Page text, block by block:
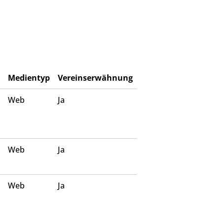
Medientyp Vereinserwähnung
Web Ja
Web Ja
Web Ja